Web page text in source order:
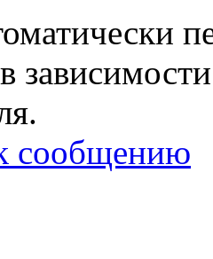
сообщению